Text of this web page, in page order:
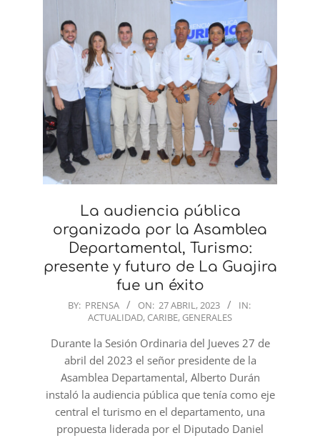
La audiencia pública
organizada por la Asamblea
Departamental, Turismo:
presente y futuro de La Guajira
fue un éxito
2023-
27
BY: PRENSA ON: 27 ABRIL, 2023
IN:
ACTUALIDAD, CARIBE, GENERALES
Durante la Sesión Ordinaria del Jueves 27 de
abril del 2023 el señor presidente de la
Asamblea Departamental, Alberto Durán
instaló la audiencia pública que tenía como eje
central el turismo en el departamento, una
propuesta liderada por el Diputado Daniel